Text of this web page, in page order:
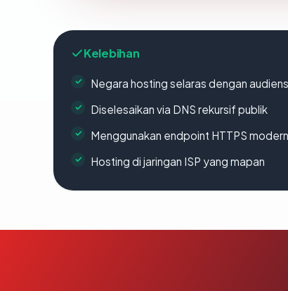
Kelebihan
Negara hosting selaras dengan
Diselesaikan via DNS rekursif publik
Menggunakan endpoint HTTPS modern
Hosting di jaringan ISP yang mapan